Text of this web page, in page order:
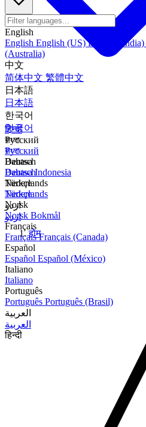
हिन्दी
বাংলা
বাংলা
Bahasa
Bahasa Indonesia
Türkçe
Türkçe
اردو
اردو
English
English English (US)English (India)
(Australia)
中文
简体中文 繁體中文
日本語
日本語
한국어
한국어
Русский
Русский
Deutsch
Deutsch
Nederlands
Nederlands
Norsk
Norsk Bokmål
Français
FrançaisFrançais (Canada)
Español
Español Español (México)
Italiano
Italiano
Português
Português Português (Brasil)
العربية
العربية
हिन्दी
होम